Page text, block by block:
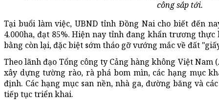
công sắp tới.
Tại buổi làm việc, UBND tỉnh Đồng Nai cho biết đến
4.000ha, đạt 85%. Hiện nay tỉnh đang khẩn trương
bằng còn lại, đặc biệt sớm tháo gỡ vướng mắc về đất
Theo lãnh đạo Tổng công ty Cảng hàng không Việt Nam
xây dựng tường rào, rà phá bom mìn, các hạng mục
định. Các hạng mục san nền, nhà ga, đường băng và
tiếp tục triển khai.